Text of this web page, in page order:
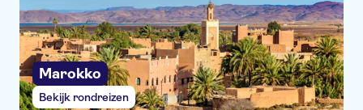
Marokko
Bekijk rondreizen